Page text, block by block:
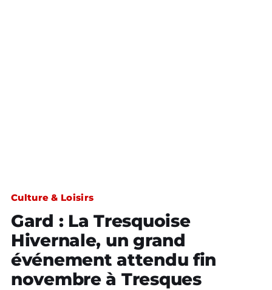
Culture & Loisirs
Gard : La Tresquoise
Hivernale, un grand
événement attendu fin
novembre à Tresques